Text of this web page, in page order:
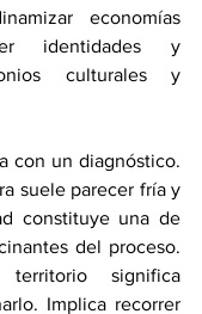
economías
identidades y
culturales y
con un diagnóstico.
suele parecer fría y
constituye una de
del proceso.
territorio significa
Implica recorrer